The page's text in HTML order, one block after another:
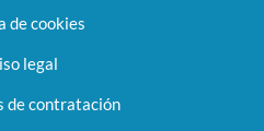
de cookies
legal
de contratación